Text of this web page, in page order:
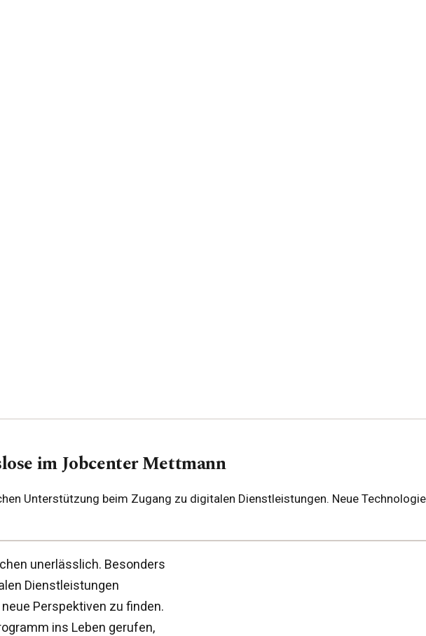
im Jobcenter Mettmann
Unterstützung beim Zugang zu digitalen Dienstleistungen. Neue
unerlässlich. Besonders
Dienstleistungen
Perspektiven zu finden.
ins Leben gerufen,